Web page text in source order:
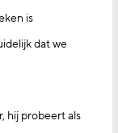
is
dat we
hij probeert als